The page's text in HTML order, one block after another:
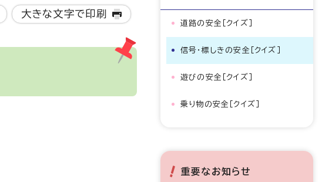
大きな文字で印刷
道路の安全［クイズ］
信号・標しきの安全［クイズ］
遊びの安全［クイズ］
乗り物の安全［クイズ］
重要なお知らせ